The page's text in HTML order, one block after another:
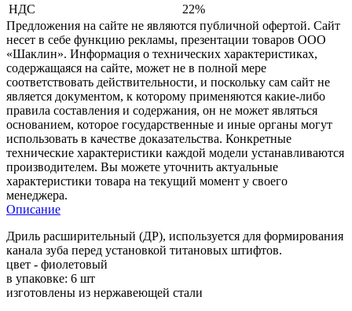
НДС
22%
Предложения на сайте не являются публичной офертой. Сайт
несет в себе функцию рекламы, презентации товаров ООО
«Шаклин». Информация о технических характеристиках,
содержащаяся на сайте, может не в полной мере
соответствовать действительности, и поскольку сам сайт не
является документом, к которому применяются какие-либо
правила составления и содержания, он не может являться
основанием, которое государственные и иные органы могут
использовать в качестве доказательства. Конкретные
технические характеристики каждой модели устанавливаются
производителем. Вы можете уточнить актуальные
характеристики товара на текущий момент у своего
менеджера.
Описание
Дриль расширительный (ДР), используется для формирования
канала зуба перед установкой титановых штифтов.
цвет - фиолетовый
в упаковке: 6 шт
изготовлены из нержавеющей стали